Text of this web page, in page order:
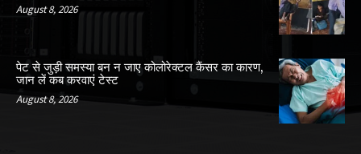
August 8, 2026
पेट से जुड़ी समस्या बन न जाए कोलोरेक्टल कैंसर का कारण,
जान लें कब करवाएं टेस्ट
August 8, 2026